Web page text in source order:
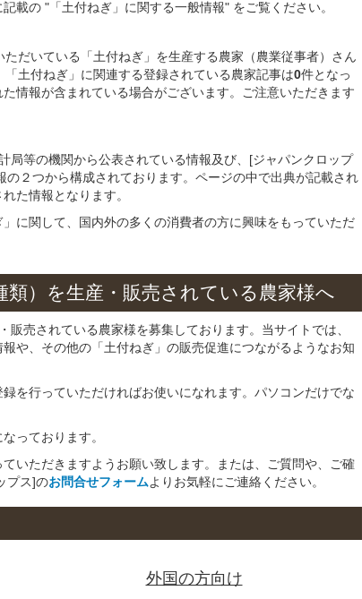
載の "「土付ねぎ」に関する一般情報" をご覧ください。
だいている「土付ねぎ」を生産する農家（農業従事者）さん
「土付ねぎ」に関連する登録されている農家記事は0件となっ
情報が含まれている場合がございます。ご注意いただきます
局等の機関から公表されている情報及び、[ジャパンクロップ
２つから構成されております。ページの中で出典が記載され
た情報となります。
に関して、国内外の多くの消費者の方に興味をもっていただ
） を生産・販売されている 農家様へ
売されている農家様を募集しております。当サイトでは、
や、その他の「土付ねぎ」の販売促進につながるようなお知
を行っていただければお使いになれます。パソコンだけでな
っております。
いただきますようお願い致します。または、ご質問や、ご確
プス]のお問合せフォームよりお気軽にご連絡ください。
外国の方向け